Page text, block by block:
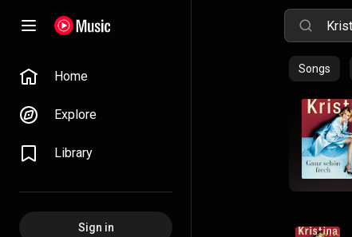
Home
Explore
Library
Sign in
Songs